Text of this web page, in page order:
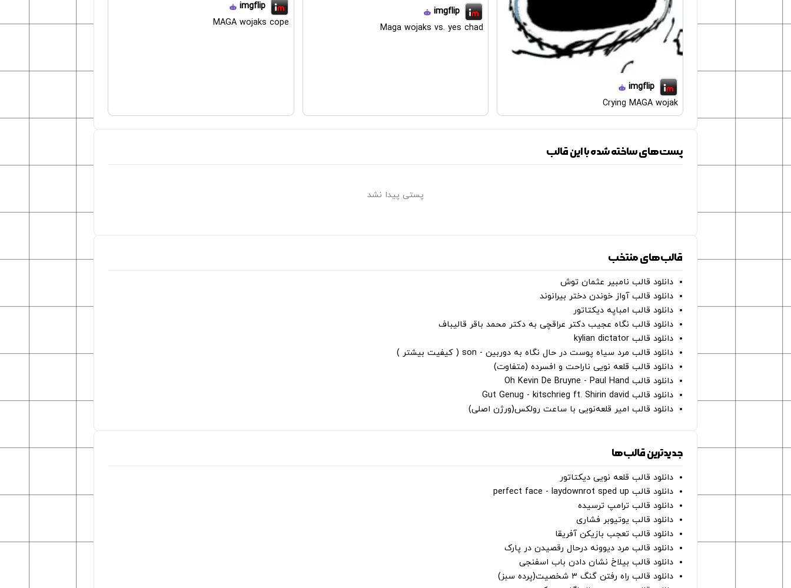
imgflip
Crying MAGA wojak
imgflip
Maga wojaks vs. yes chad
imgflip
MAGA wojaks cope
پست‌های ساخته شده با این قالب
پستی پیدا نشد
قالب‌های منتخب
دانلود قالب نامبیر عثمان ‌توش
دانلود قالب آواز خوندن دختر بیرانوند
دانلود قالب امباپه دیکتاتور
دانلود قالب نگاه عجیب دکتر عراقچی به دکتر محمد باقر قالیباف
دانلود قالب kylian dictator
دانلود قالب مرد سیاه پوست در حال نگاه به دوربین - son ( کیفیت بیشتر )
دانلود قالب قلعه نویی ناراحت و افسرده (متفاوت)
دانلود قالب Oh Kevin De Bruyne - Paul Hand
دانلود قالب Gut Genug - kitschrieg ft. Shirin david
دانلود قالب امیر قلعه‌نویی با ساعت رولکس(ورژن اصلی)
جدیدترین قالب‌ها
دانلود قالب قلعه نویی دیکتاتور
دانلود قالب perfect face - laydownrot sped up
دانلود قالب ترامپ ترسیده
دانلود قالب یوتیوبر فشاری
دانلود قالب تعجب بازیکن آفریقا
دانلود قالب مرد دیوونه درحال رقصیدن در پارک
دانلود قالب بیلاخ نشان دادن باب اسفنجی
دانلود قالب راه رفتن گنگ ۳ شخصیت(پرده سبز)